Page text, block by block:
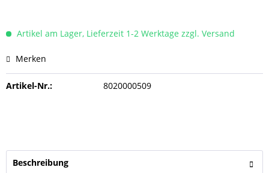
Artikel am Lager, Lieferzeit 1-2 Werktage zzgl. Versand
Merken
Artikel-Nr.: 8020000509
Beschreibung